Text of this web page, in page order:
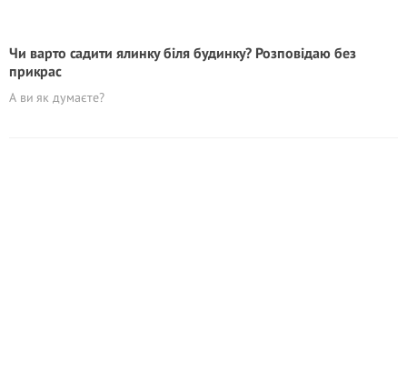
Чи варто садити ялинку біля будинку? Розповідаю без
прикрас
А ви як думаєте?